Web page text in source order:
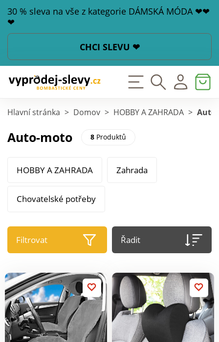
30 % sleva na vše z kategorie DÁMSKÁ MÓDA ❤❤
❤
CHCI SLEVU ❤
Hlavní stránka > Domov > HOBBY A ZAHRADA >
Auto-moto 8Produktů
HOBBY A ZAHRADA Zahrada
Chovatelské potřeby
Filtrovat Řadit